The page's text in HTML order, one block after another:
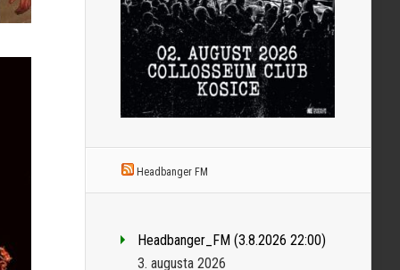
Headbanger FM
Headbanger_FM (3.8.2026 22:00)
3. augusta 2026